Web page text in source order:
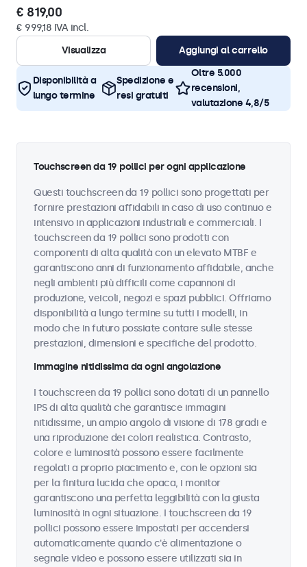
€ 819,00
€ 999,18 IVA incl.
Visualizza
Aggiungi al carrello
Disponibilità a
lungo termine
Spedizione e
resi gratuiti
Oltre 5.000
recensioni,
valutazione 4,8/5
Touchscreen da 19 pollici per ogni applicazione
Questi touchscreen da 19 pollici sono progettati per
fornire prestazioni affidabili in caso di uso continuo e
intensivo in applicazioni industriali e commerciali. I
touchscreen da 19 pollici sono prodotti con
componenti di alta qualità con un elevato MTBF e
garantiscono anni di funzionamento affidabile, anche
negli ambienti più difficili come capannoni di
produzione, veicoli, negozi e spazi pubblici. Offriamo
disponibilità a lungo termine su tutti i modelli, in
modo che in futuro possiate contare sulle stesse
prestazioni, dimensioni e specifiche del prodotto.
Immagine nitidissima da ogni angolazione
I touchscreen da 19 pollici sono dotati di un pannello
IPS di alta qualità che garantisce immagini
nitidissime, un ampio angolo di visione di 178 gradi e
una riproduzione dei colori realistica. Contrasto,
colore e luminosità possono essere facilmente
regolati a proprio piacimento e, con le opzioni sia
per la finitura lucida che opaca, i monitor
garantiscono una perfetta leggibilità con la giusta
luminosità in ogni situazione. I touchscreen da 19
pollici possono essere impostati per accendersi
automaticamente quando c'è alimentazione o
segnale video e possono essere utilizzati sia in